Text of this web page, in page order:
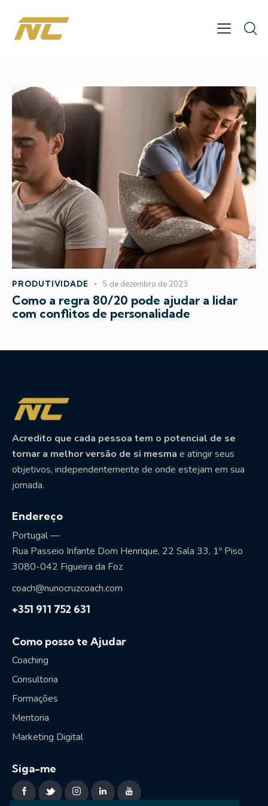
PRODUTIVIDADE 5 de dezembro de 2023
Como a regra 80/20 pode ajudar a lidar
com conflitos de personalidade
Acredito que cada pessoa tem o potencial de se
tornar a melhor versão de si mesma e atingir seus
objetivos, independentemente de onde estejam em sua
jornada.
Endereço
Portugal —
Rua Passeio Infante Dom Henrique, 22 Sala 33, 1º Piso
3080-042 Figueira da Foz
coach@nunocruzcoach.com
+351 911 752 631
Como posso te Ajudar
Coaching
Consultoria
Formações
Mentoria
Marketing Digital
Siga-me